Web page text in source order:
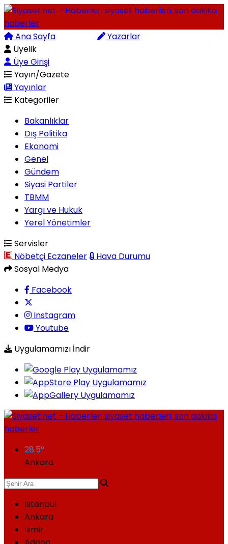
Ana Sayfa
Yazarlar
Üyelik
Üye Girişi
Yayın/Gazete
Yayınlar
Kategoriler
Bakanlıklar
Dış Politika
Ekonomi
Genel
Gündem
Siyasi Partiler
TBMM
Yargı ve Hukuk
Yerel Yönetimler
Servisler
Nöbetçi Eczaneler
Hava Durumu
Sosyal Medya
Facebook
Instagram
Youtube
Uygulamamızı İndir
28.5°
Ankara
İstanbul
Ankara
İzmir